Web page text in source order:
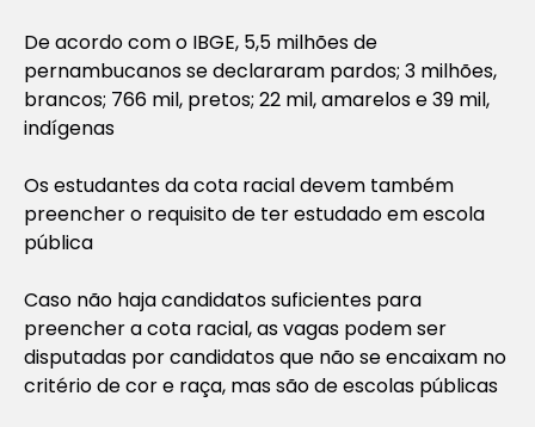
De acordo com o IBGE, 5,5 milhões de
pernambucanos se declararam pardos; 3 milhões,
brancos; 766 mil, pretos; 22 mil, amarelos e 39 mil,
indígenas
Os estudantes da cota racial devem também
preencher o requisito de ter estudado em escola
pública
Caso não haja candidatos suficientes para
preencher a cota racial, as vagas podem ser
disputadas por candidatos que não se encaixam no
critério de cor e raça, mas são de escolas públicas